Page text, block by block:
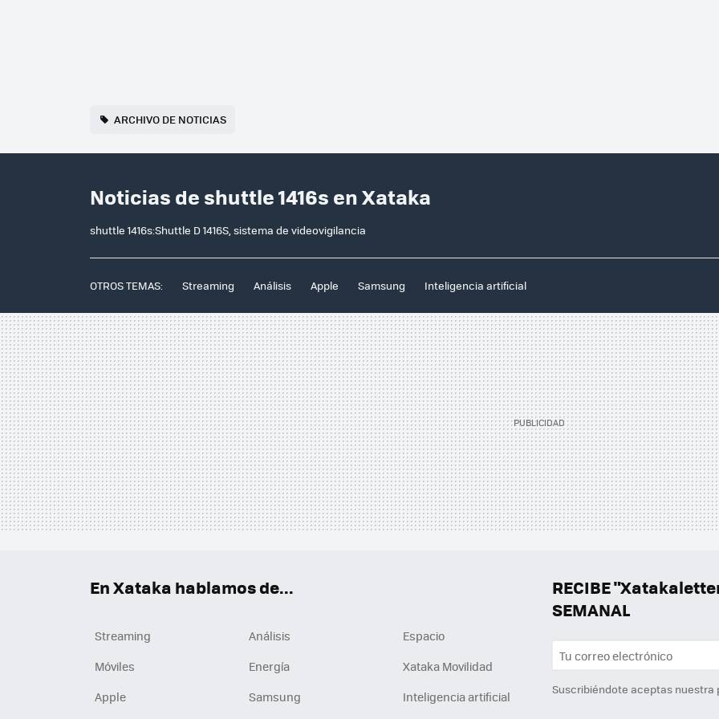
ARCHIVO DE NOTICIAS
Noticias de shuttle 1416s en Xataka
shuttle 1416s:Shuttle D 1416S, sistema de videovigilancia
OTROS TEMAS: Streaming Análisis Apple Samsung Inteligencia artificial
RECIBE
SEMANAL
Suscribiéndote aceptas nuestra
En Xataka hablamos de...
Streaming Análisis
Espacio
Móviles
Energía
Xataka Movilidad
Apple
Samsung Inteligencia artificial